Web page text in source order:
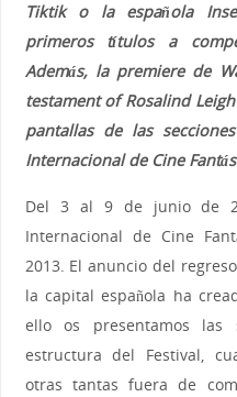
Tiktik o la española
primeros títulos a
Además, la premiere de
testament of Rosalind
pantallas de las
Internacional de Cine
Del 3 al 9 de junio de
Internacional de Cine
2013. El anuncio del
la capital española ha
ello os presentamos las
estructura del Festival,
otras tantas fuera de